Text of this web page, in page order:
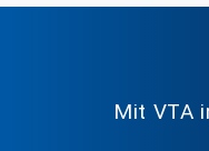
Mit VTA